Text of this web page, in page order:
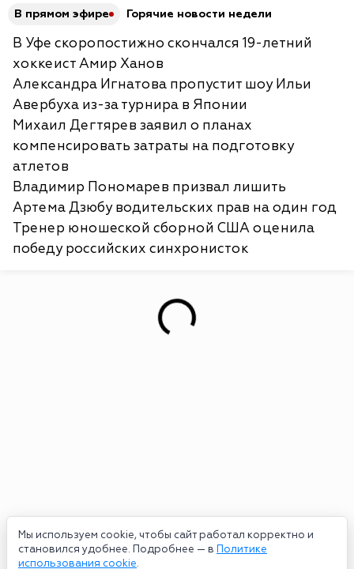
Мы используем cookie, чтобы сайт работал корректно и
становился удобнее. Подробнее — в Политике
использования cookie.
В прямом эфире Горячие новости недели
В Уфе скоропостижно скончался 19-летний
хоккеист Амир Ханов
Александра Игнатова пропустит шоу Ильи
Авербуха из-за турнира в Японии
Михаил Дегтярев заявил о планах
компенсировать затраты на подготовку
атлетов
Владимир Пономарев призвал лишить
Артема Дзюбу водительских прав на один год
Тренер юношеской сборной США оценила
победу российских синхронисток